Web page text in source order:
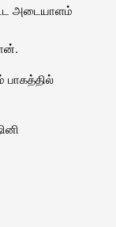
அடையாளம்
பாகத்தில்